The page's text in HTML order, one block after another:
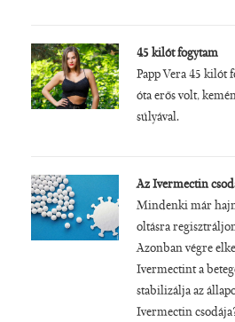
45 kilót fogytam
Papp Vera 45 kilót
óta erős volt,
súlyával.
Az Ivermectin
Mindenki már
oltásra
Azonban végre
Ivermectint a
stabilizálja az
Ivermectin